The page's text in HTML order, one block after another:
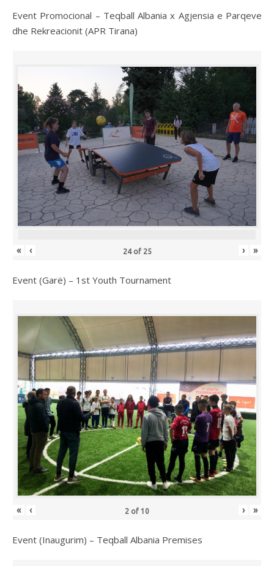
Event Promocional – Teqball Albania x Agjensia e Parqeve
dhe Rekreacionit (APR Tirana)
« ‹ 24of 25 › »
Event (Garë) – 1st Youth Tournament
« ‹ 2 of 10 › »
Event (Inaugurim) – Teqball Albania Premises